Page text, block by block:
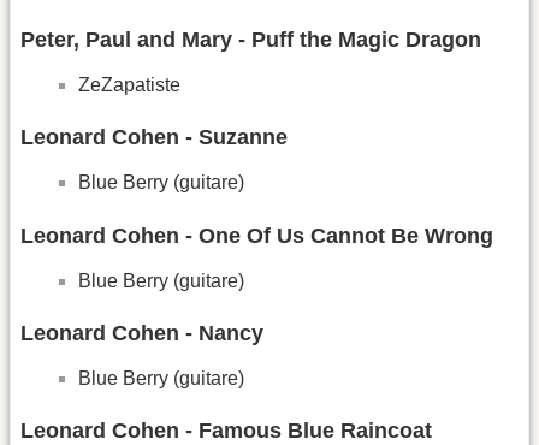
Peter, Paul and Mary - Puff the Magic Dragon
ZeZapatiste
Leonard Cohen - Suzanne
Blue Berry (guitare)
Leonard Cohen - One Of Us Cannot Be Wrong
Blue Berry (guitare)
Leonard Cohen - Nancy
Blue Berry (guitare)
Leonard Cohen - Famous Blue Raincoat